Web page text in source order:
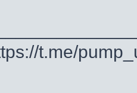
t.me/